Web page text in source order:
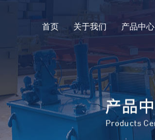
首页 关于我们 产品中心